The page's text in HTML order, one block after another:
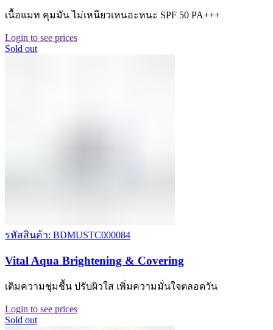
เนื้อแมท คุมมัน ไม่เหนียวเหนอะหนะ SPF 50 PA+++
Login to see prices
Sold out
รหัสสินค้า: BDMUSTC000084
Vital Aqua Brightening & Covering
เติมความชุ่มชื้น ปรับผิวใส เพิ่มความมั่นใจตลอดวัน
Login to see prices
Sold out